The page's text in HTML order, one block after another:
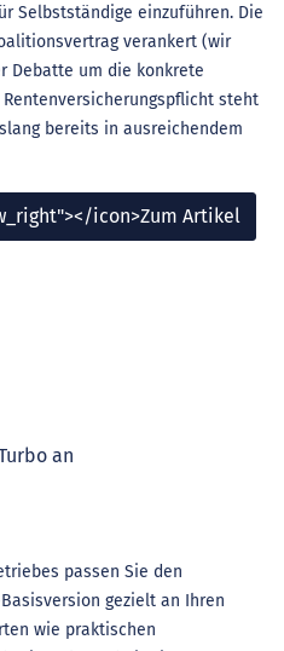
Selbstständige einzuführen. Die
verankert (wir
Debatte um die konkrete
steht
bereits in ausreichendem
icon>Zum Artikel
an
passen Sie den
gezielt an Ihren
wie praktischen